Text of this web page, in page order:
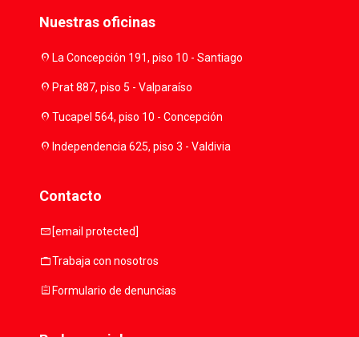
Nuestras oficinas
location_onLa Concepción 191, piso 10 - Santiago
location_onPrat 887, piso 5 - Valparaíso
location_onTucapel 564, piso 10 - Concepción
location_onIndependencia 625, piso 3 - Valdivia
Contacto
mail [email protected]
workTrabaja con nosotros
assignmentFormulario de denuncias